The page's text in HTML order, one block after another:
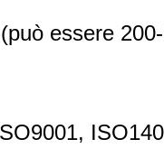
essere 200-